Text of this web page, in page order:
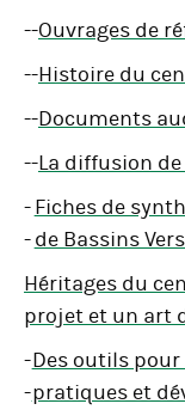
--Ouvrages de
--Histoire du
--Documents
--La diffusion
-
-
Fiches de
de Bassins
Héritages du
projet et un art
-
-
Des outils
pratiques et